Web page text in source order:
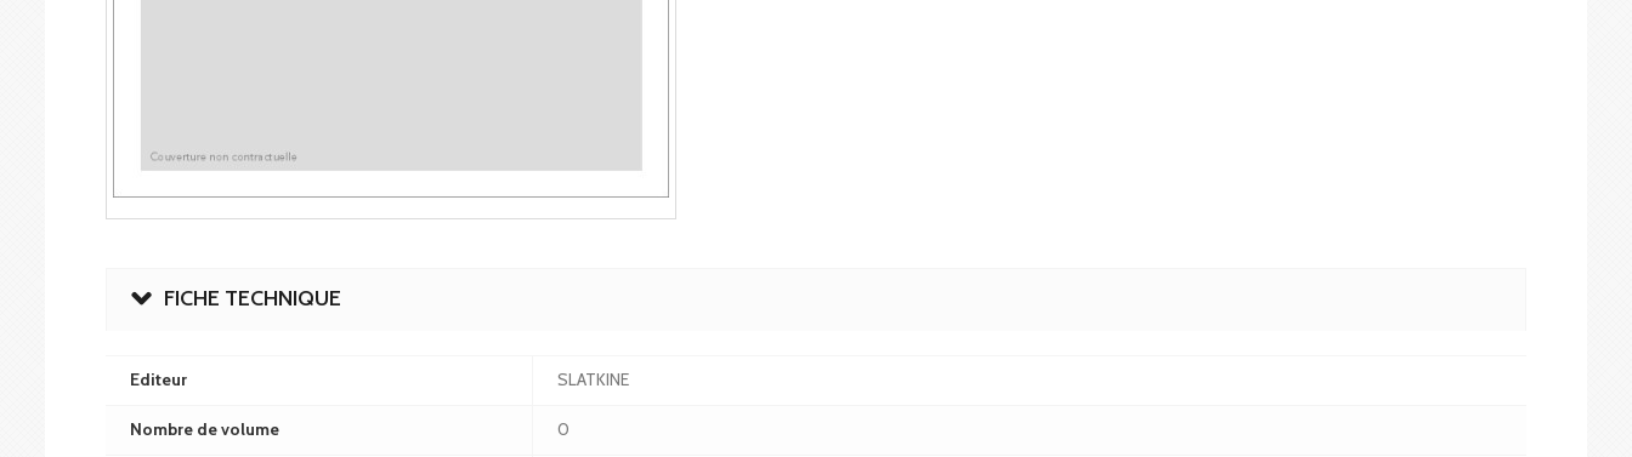
FICHE TECHNIQUE
Editeur SLATKINE
Nombre de volume 0